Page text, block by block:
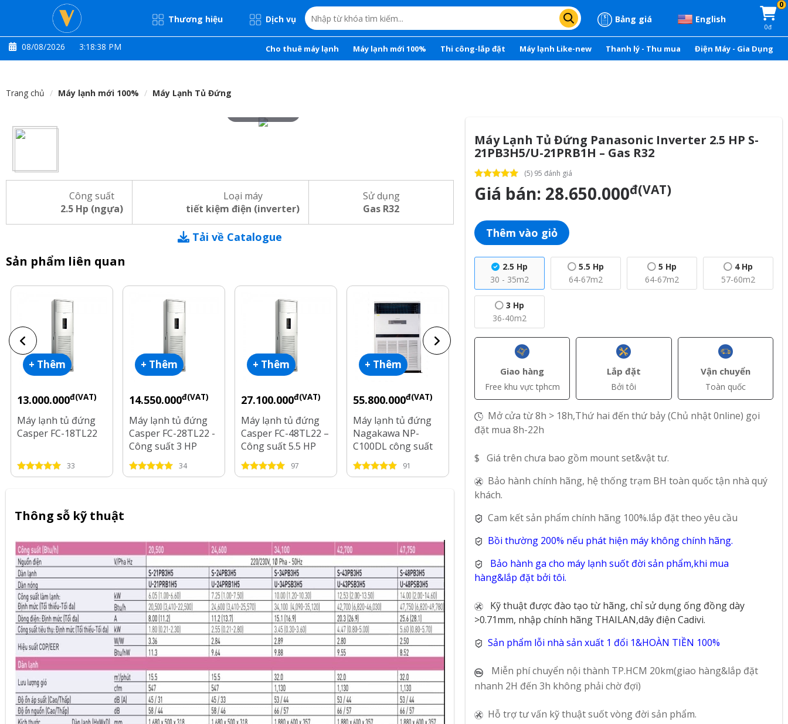
Thương hiệu Dịch vụ Bảng giá English
0
0đ
08/08/2026 3:18:39 PM Cho thuê máy lạnh Máy lạnh mới 100% Thi công-lắp đặt Máy lạnh Like-new Thanh lý - Thu mua Điện Máy - Gia Dụng
Trang chủ Máy lạnh mới 100% Máy Lạnh Tủ Đứng
Công suất
2.5 Hp (ngựa)
Loại máy
tiết kiệm điện (inverter)
Sử dụng
Gas R32
Tải về Catalogue
Sản phẩm liên quan
+ Thêm
13.000.000đ(VAT)
Máy lạnh tủ đứng
Casper FC-18TL22
33
+ Thêm
14.550.000đ(VAT)
Máy lạnh tủ đứng
Casper FC-28TL22 -
Công suất 3 HP
34
+ Thêm
27.100.000đ(VAT)
Máy lạnh tủ đứng
Casper FC-48TL22 –
Công suất 5.5 HP
97
+ Thêm
55.800.000đ(VAT)
Máy lạnh tủ đứng
Nagakawa NP-
C100DL công suất
10HP
91
52.700.000đ(VAT)
Máy Lạnh Tủ Đứng
Nagakawa 10 Hp
+ Thêm
58.000.000đ(VAT)
Máy Lạnh Tủ Đứng
C100R1M15
+ Thêm
52.850.000đ(VAT)
Máy lạnh tủ đứng
Thông sỗ kỹ thuật
Máy Lạnh Tủ Đứng Panasonic Inverter 2.5 HP S-
21PB3H5/U-21PRB1H – Gas R32
(5) 95 đánh giá
Giá bán: 28.650.000đ(VAT)
Thêm vào giỏ
2.5 Hp
30 - 35m2
5.5 Hp
64-67m2
5 Hp
64-67m2
4 Hp
57-60m2
3 Hp
36-40m2
Giao hàng
Free khu vực tphcm
Lắp đặt
Bởi tôi
Vận chuyển
Toàn quốc
Mở cửa từ 8h > 18h,Thứ hai đến thứ bảy (Chủ nhật 0nline) gọi
đặt mua 8h-22h
$ Giá trên chưa bao gồm mount set&vật tư.
Bảo hành chính hãng, hệ thống trạm BH toàn quốc tận nhà quý
khách.
Cam kết sản phẩm chính hãng 100%.lắp đặt theo yêu cầu
Bồi thường 200% nếu phát hiện máy không chính hãng.
Bảo hành ga cho máy lạnh suốt đời sản phẩm,khi mua
hàng&lắp đặt bởi tôi.
Kỹ thuật được đào tạo từ hãng, chỉ sử dụng ống đồng dày
>0.71mm, nhập chính hãng THAILAN,dây điện Cadivi.
Sản phẩm lỗi nhà sản xuất 1 đổi 1&HOÀN TIỀN 100%
Miễn phí chuyển nội thành TP.HCM 20km(giao hàng&lắp đặt
nhanh 2H đến 3h không phải chờ đợi)
Hỗ trợ tư vấn kỹ thuật suốt vòng đời sản phẩm.